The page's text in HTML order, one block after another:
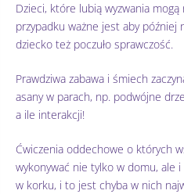
Dzieci, które lubią wyzwania
przypadku ważne jest aby później
dziecko też poczuło sprawczość.
Prawdziwa zabawa i śmiech
asany w parach, np. podwójne
a ile interakcji!
Ćwiczenia oddechowe o których
wykonywać nie tylko w domu, ale
w korku, i to jest chyba w nich